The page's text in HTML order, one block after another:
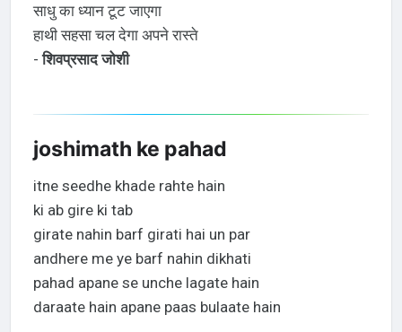
साधु का ध्यान टूट जाएगा
हाथी सहसा चल देगा अपने रास्ते
-शिवप्रसाद जोशी
joshimath ke pahad
itne seedhe khade rahte hain
ki ab gire ki tab
girate nahin barf girati hai un par
andhere me ye barf nahin dikhati
pahad apane se unche lagate hain
daraate hain apane paas bulaate hain